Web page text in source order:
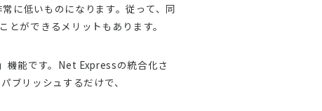
に低いものになります。従って、同
ができるメリットもあります。
機能です。Net Expressの統合化さ
ブリッシュするだけで、